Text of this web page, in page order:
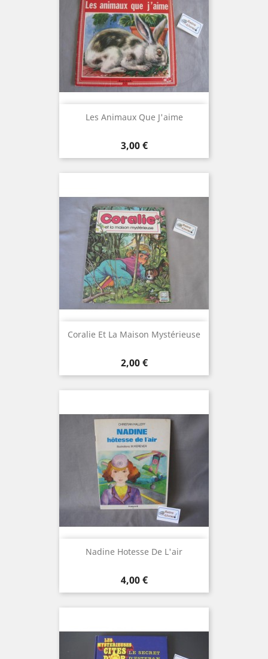
Les Animaux Que J'aime
Prix
3,00 €
Coralie Et La Maison Mystérieuse
Prix
2,00 €
Nadine Hotesse De L'air
Prix
4,00 €